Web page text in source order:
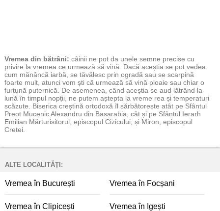
Vremea din bătrâni: câinii ne pot da unele semne precise cu
privire la vremea ce urmează să vină. Dacă aceștia se pot vedea
cum mănâncă iarbă, se tăvălesc prin ogradă sau se scarpină
foarte mult, atunci vom ști că urmează să vină ploaie sau chiar o
furtună puternică. De asemenea, când aceștia se aud lătrând la
lună în timpul nopții, ne putem aștepta la vreme rea și temperaturi
scăzute. Biserica creștină ortodoxă îl sărbătorește atât pe Sfântul
Preot Mucenic Alexandru din Basarabia, cât și pe Sfântul Ierarh
Emilian Mărturisitorul, episcopul Cizicului, și Miron, episcopul
Cretei.
ALTE LOCALITĂȚI:
Vremea în București Vremea în Focșani
Vremea în Clipicești Vremea în Igești